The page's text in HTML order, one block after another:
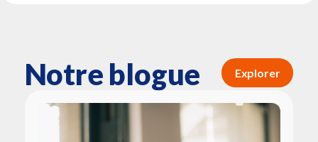
Notre blogue Explorer